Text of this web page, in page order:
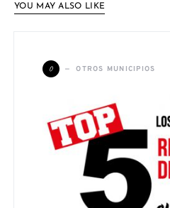
YOU MAY ALSO LIKE
O OTROS MUNICIPIOS